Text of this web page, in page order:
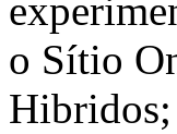
o Sítio
Hibridos;